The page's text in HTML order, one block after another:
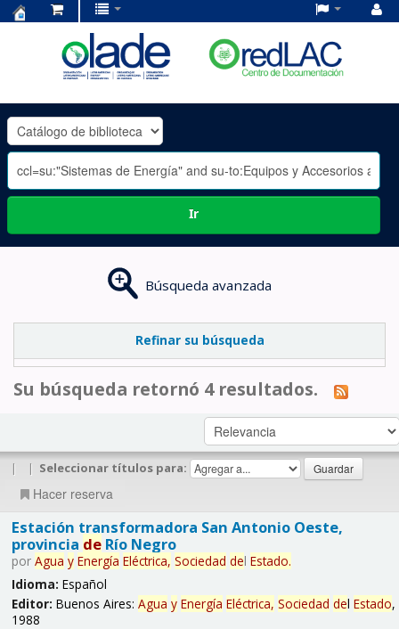
OLADE
-
Ir
Búsqueda avanzada
Refinar su búsqueda
Su búsqueda retornó 4 resultados.
| | Seleccionar títulos para:
Hacer reserva
Estación transformadora San Antonio Oeste,
provincia deRío Negro
por Agua y Energía Eléctrica, Sociedad del Estado.
Idioma: Español
Editor: Buenos Aires: Agua y Energía Eléctrica, Sociedad del Estado,
1988